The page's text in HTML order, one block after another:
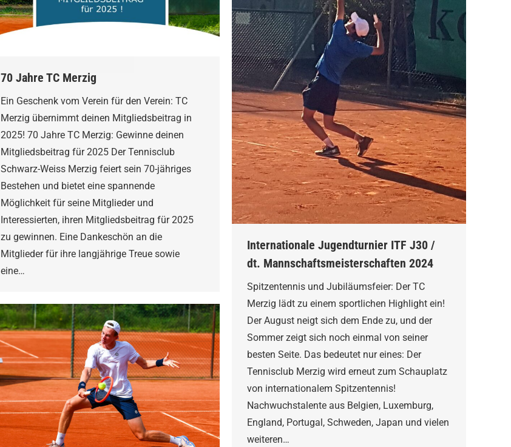
70 Jahre TC Merzig
Ein Geschenk vom Verein für den Verein: TC
Merzig übernimmt deinen Mitgliedsbeitrag in
2025! 70 Jahre TC Merzig: Gewinne deinen
Mitgliedsbeitrag für 2025 Der Tennisclub
Schwarz-Weiss Merzig feiert sein 70-jähriges
Bestehen und bietet eine spannende
Möglichkeit für seine Mitglieder und
Interessierten, ihren Mitgliedsbeitrag für 2025
zu gewinnen. Eine Dankeschön an die
Mitglieder für ihre langjährige Treue sowie
eine…
Internationale Jugendturnier ITF J30 /
dt. Mannschaftsmeisterschaften 2024
Spitzentennis und Jubiläumsfeier: Der TC
Merzig lädt zu einem sportlichen Highlight ein!
Der August neigt sich dem Ende zu, und der
Sommer zeigt sich noch einmal von seiner
besten Seite. Das bedeutet nur eines: Der
Tennisclub Merzig wird erneut zum Schauplatz
von internationalem Spitzentennis!
Nachwuchstalente aus Belgien, Luxemburg,
England, Portugal, Schweden, Japan und vielen
weiteren…